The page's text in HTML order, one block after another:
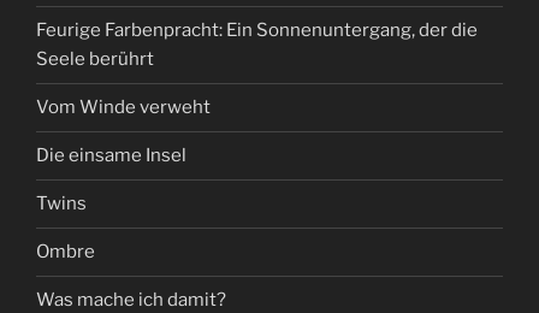
Feurige Farbenpracht: Ein Sonnenuntergang, der die
Seele berührt
Vom Winde verweht
Die einsame Insel
Twins
Ombre
Was mache ich damit?